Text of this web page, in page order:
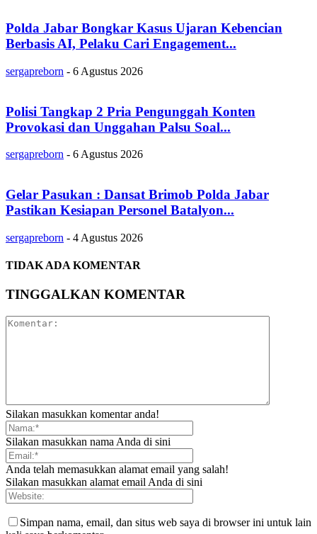
Polda Jabar Bongkar Kasus Ujaran Kebencian
Berbasis AI, Pelaku Cari Engagement...
sergapreborn - 6 Agustus 2026
Polisi Tangkap 2 Pria Pengunggah Konten
Provokasi dan Unggahan Palsu Soal...
sergapreborn - 6 Agustus 2026
Gelar Pasukan : Dansat Brimob Polda Jabar
Pastikan Kesiapan Personel Batalyon...
sergapreborn - 4 Agustus 2026
TIDAK ADA KOMENTAR
TINGGALKAN KOMENTAR
Silakan masukkan komentar anda!
Silakan masukkan nama Anda di sini
Anda telah memasukkan alamat email yang salah!
Silakan masukkan alamat email Anda di sini
Simpan nama, email, dan situs web saya di browser ini untuk lain